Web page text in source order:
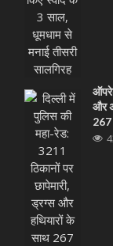
और
267